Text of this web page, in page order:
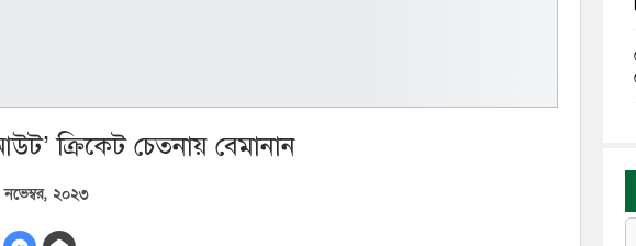
ক্রিকেট চেতনায় বেমানান
২০২৩